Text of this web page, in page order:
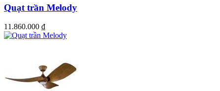
Quạt trần Melody
11.860.000 ₫